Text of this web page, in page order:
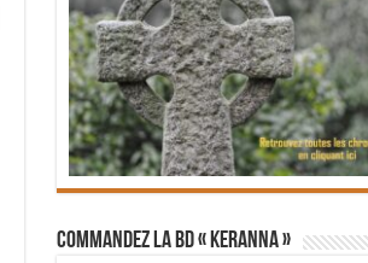
Commandez la BD « Keranna »